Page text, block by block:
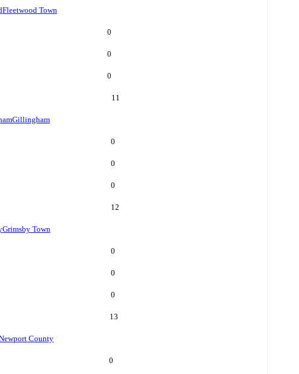
Fleetwood Town
0
0
0
11
Gillingham
0
0
0
12
Grimsby Town
0
0
0
13
County
0